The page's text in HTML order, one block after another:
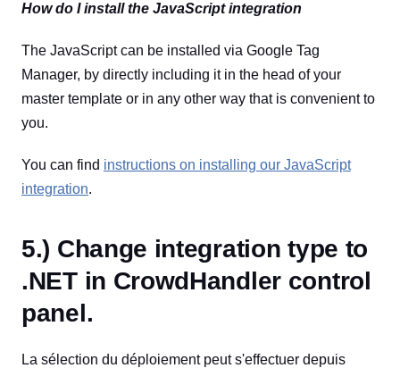
How do I install the JavaScript integration
The JavaScript can be installed via Google Tag
Manager, by directly including it in the head of your
master template or in any other way that is convenient to
you.
You can find instructions on installing our JavaScript
integration.
5.) Change integration type to
.NET in CrowdHandler control
panel.
La sélection du déploiement peut s'effectuer depuis